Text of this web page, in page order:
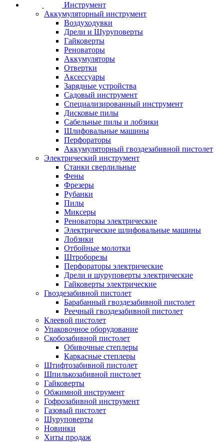
Инструмент
Аккумуляторный инструмент
Воздуходувки
Дрели и Шуруповерты
Гайковерты
Реноваторы
Аккумуляторы
Отвертки
Аксессуары
Зарядные устройства
Садовый инструмент
Специализированный инструмент
Дисковые пилы
Сабельные пилы и лобзики
Шлифовальные машины
Перфораторы
Аккумуляторный гвоздезабивной пистолет
Электрический инструмент
Станки сверлильные
Фены
Фрезеры
Рубанки
Пилы
Миксеры
Реноваторы электрические
Электрические шлифовальные машины
Лобзики
Отбойные молотки
Штроборезы
Перфораторы электрические
Дрели и шуруповерты электрические
Гайковерты электрические
Гвоздезабивной пистолет
Барабанный гвоздезабивной пистолет
Реечный гвоздезабивной пистолет
Клеевой пистолет
Упаковочное оборудование
Скобозабивной пистолет
Обивочные степлеры
Каркасные степлеры
Штифтозабивной пистолет
Шпилькозабивной пистолет
Гайковерты
Обжимной инструмент
Гофрозабивной инструмент
Газовый пистолет
Шуруповерты
Новинки
Хиты продаж